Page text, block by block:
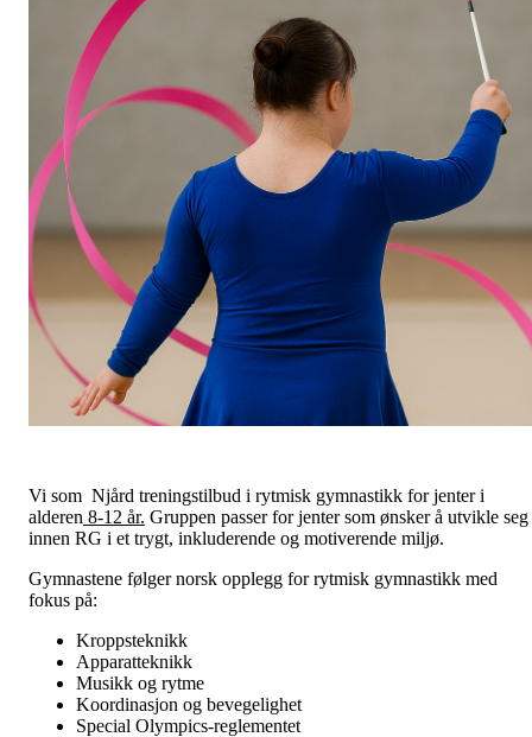
Vi som Njård treningstilbud i rytmisk gymnastikk for jenter i
alderen 8-12 år. Gruppen passer for jenter som ønsker å utvikle seg
innen RG i et trygt, inkluderende og motiverende miljø.
Gymnastene følger norsk opplegg for rytmisk gymnastikk med
fokus på:
Kroppsteknikk
Apparatteknikk
Musikk og rytme
Koordinasjon og bevegelighet
Special Olympics-reglementet